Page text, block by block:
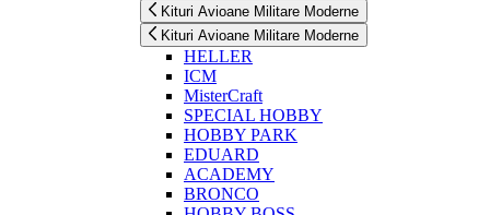
Kituri Avioane Militare Moderne
Kituri Avioane Militare Moderne
HELLER
ICM
MisterCraft
SPECIAL HOBBY
HOBBY PARK
EDUARD
ACADEMY
BRONCO